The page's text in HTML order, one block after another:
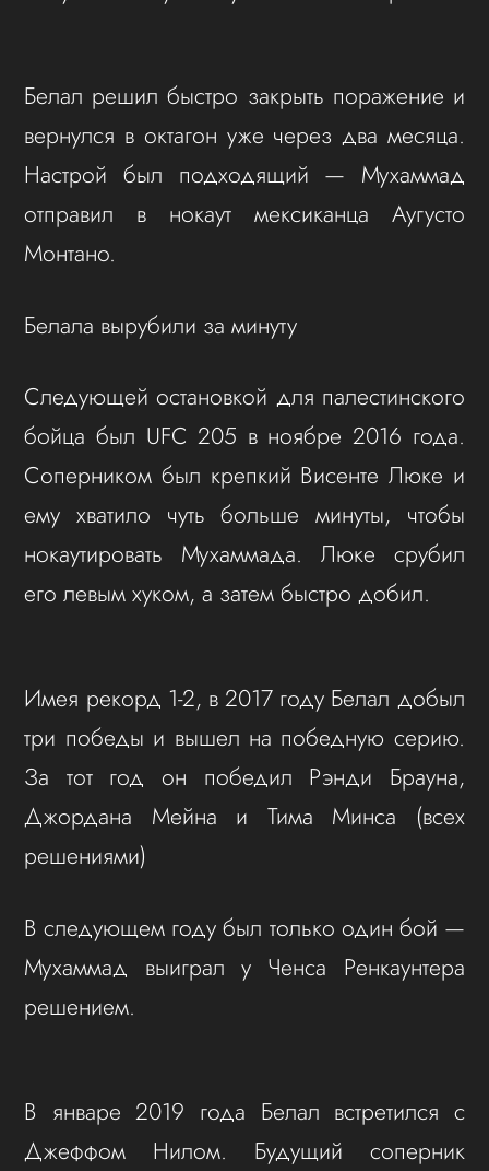
Белал решил быстро закрыть поражение и
вернулся в октагон уже через два месяца.
Настрой был подходящий — Мухаммад
отправил в нокаут мексиканца Аугусто
Монтано.
Белала вырубили за минуту
Следующей остановкой для палестинского
бойца был UFC 205 в ноябре 2016 года.
Соперником был крепкий Висенте Люке и
ему хватило чуть больше минуты, чтобы
нокаутировать Мухаммада. Люке срубил
его левым хуком, а затем быстро добил.
Имея рекорд 1-2, в 2017 году Белал добыл
три победы и вышел на победную серию.
За тот год он победил Рэнди Брауна,
Джордана Мейна и Тима Минса (всех
решениями)
В следующем году был только один бой —
Мухаммад выиграл у Ченса Ренкаунтера
решением.
В январе 2019 года Белал встретился с
Джеффом Нилом. Будущий соперник